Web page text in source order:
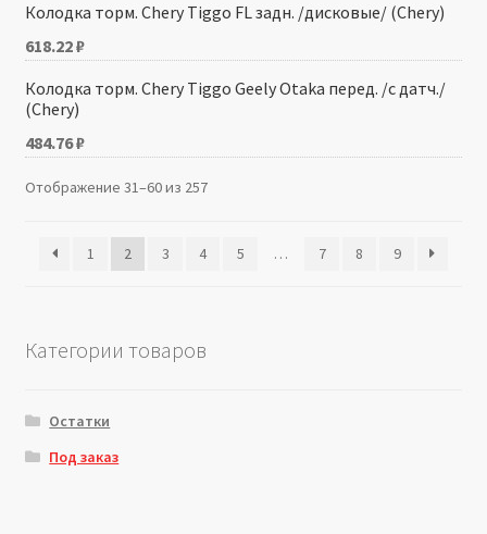
Колодка торм. Chery Tiggo FL задн. /дисковые/ (Chery)
618.22₽
Колодка торм. Chery Tiggo Geely Otaka перед. /с датч./
(Chery)
484.76₽
Отображение 31–60 из 257
1 2 3 4 5 … 7 8 9
Категории товаров
Остатки
Под заказ